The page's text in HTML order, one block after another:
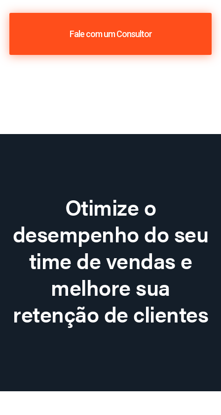
Fale com um Consultor
Otimize o
desempenho do seu
time de vendas e
melhore sua
retenção de clientes